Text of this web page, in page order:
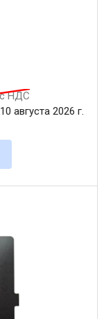
с НДС
августа 2026 г.